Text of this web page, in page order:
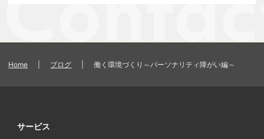
Home ブログ 働く環境づくり～パーソナリティ障がい編～
サービス